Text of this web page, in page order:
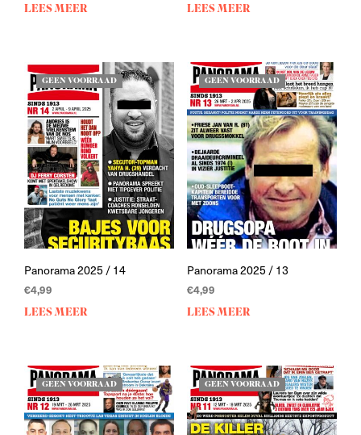
LEES MEER LEES MEER
GEEN VOORRAAD
Panorama 2025 / 14
€4,99
LEES MEER
GEEN VOORRAAD
Panorama 2025 / 13
€4,99
LEES MEER
GEEN VOORRAAD GEEN VOORRAAD